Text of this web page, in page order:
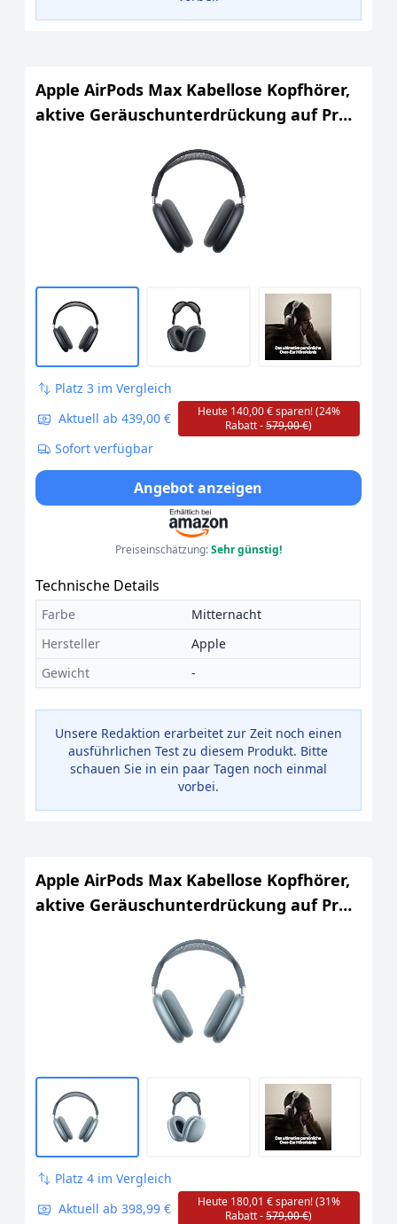
Apple AirPods Max Kabellose Kopfhörer,
aktive Geräuschunterdrückung auf Pro
personalisiertes 3D Audio, USB-C
Ladecase, Mitternacht
Platz 3 im Vergleich
Aktuell ab 439,00 €
Heute 140,00 € sparen! (24%
Rabatt -579,00 €)
Sofort verfügbar
Angebot anzeigen
Preiseinschätzung:Sehr günstig!
Technische Details
Farbe
Mitternacht
Hersteller
Apple
Gewicht
-
Unsere Redaktion erarbeitet zur Zeit noch einen
ausführlichen Test zu diesem Produkt. Bitte
schauen Sie in ein paar Tagen noch einmal
vorbei.
Apple AirPods Max Kabellose Kopfhörer,
aktive Geräuschunterdrückung auf Pro
personalisiertes 3D Audio, USB-C
Ladecase, Blau
Platz 4 im Vergleich
Aktuell ab 398,99 €
Heute 180,01 € sparen! (31%
Rabatt -579,00 €)